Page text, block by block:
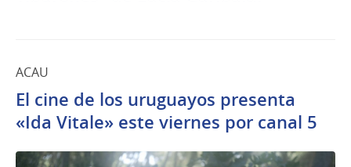
ACAU
El cine de los uruguayos presenta
«Ida Vitale» este viernes por canal 5